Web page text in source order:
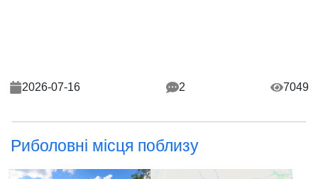
2026-07-16 2 7049
Риболовні місця поблизу